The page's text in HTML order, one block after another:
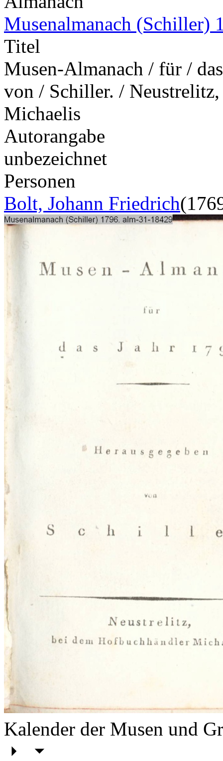
Musenalmanach (Schiller)
Titel
Musen-Almanach / für /
von / Schiller. /
Michaelis
Autorangabe
unbezeichnet
Personen
Bolt, Johann Friedrich
Kalender der Musen und